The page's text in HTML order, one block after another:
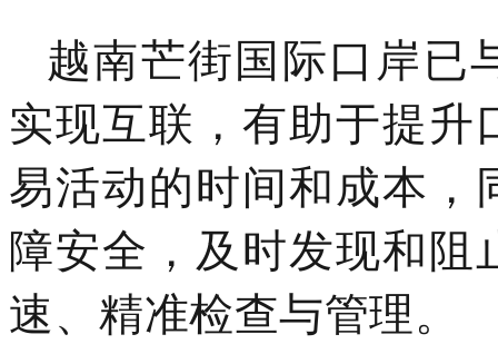
越南芒街国际口岸已
实现互联，有助于提
易活动的时间和成本
障安全，及时发现和
速、精准检查与管理。